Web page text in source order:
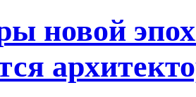
новой